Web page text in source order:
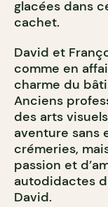
glacées dans
cachet.
David et
comme en
charme du
Anciens
des arts
aventure sans
crémeries,
passion et
autodidactes
David.